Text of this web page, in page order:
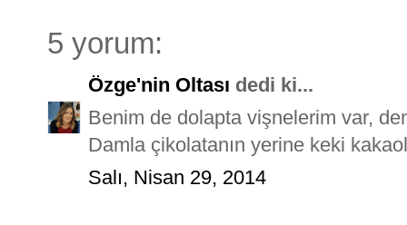
5 yorum:
Özge'nin Oltası dedi ki...
Benim de dolapta vişnelerim var,
Damla çikolatanın yerine keki
Salı, Nisan 29, 2014